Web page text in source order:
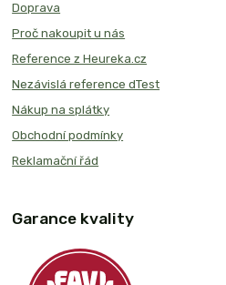
Doprava
Proč nakoupit u nás
Reference z Heureka.cz
Nezávislá reference dTest
Nákup na splátky
Obchodní podmínky
Reklamační řád
Garance kvality